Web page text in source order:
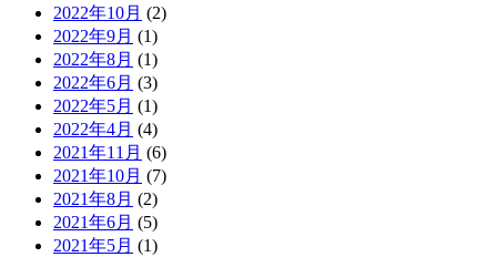
2022年10月 (2)
2022年9月 (1)
2022年8月 (1)
2022年6月 (3)
2022年5月 (1)
2022年4月 (4)
2021年11月 (6)
2021年10月 (7)
2021年8月 (2)
2021年6月 (5)
2021年5月 (1)